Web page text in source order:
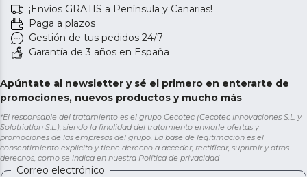
¡Envíos GRATIS a Península y Canarias!
Paga a plazos
Gestión de tus pedidos 24/7
Garantía de 3 años en España
Apúntate al newsletter y sé el primero en enterarte de
promociones, nuevos productos y mucho más
*El responsable del tratamiento es el grupo Cecotec (Cecotec Innovaciones S.L. y
Solotriatlon S.L.), siendo la finalidad del tratamiento enviarle ofertas y
promociones de las empresas del grupo. La base de legitimación es el
consentimiento explícito y tiene derecho a acceder, rectificar, suprimir y otros
derechos, como se indica en nuestra Política de privacidad
Correo electrónico